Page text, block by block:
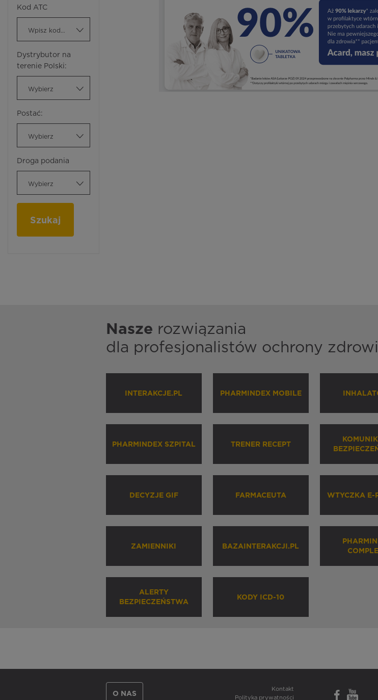
Kod ATC
Dystrybutor na
terenie Polski:
Wybierz
Postać:
Wybierz
Droga podania
Wybierz
Szukaj
Nasze rozwiązania
dla profesjonalistów ochrony
INTERAKCJE.PL PHARMINDEX MOBILE
PHARMINDEX SZPITAL TRENER RECEPT
DECYZJE GIF FARMACEUTA WTYCZKA E-
ZAMIENNIKI BAZAINTERAKCJI.PL
ALERTY
BEZPIECZEŃSTWA
KODY ICD-10
O NAS
Kontakt
Polityka prywatności